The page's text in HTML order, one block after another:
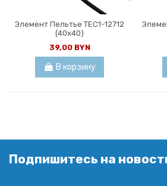
Элемент Пельтье TEC1-12712
(40x40)
39,00 BYN
В корзину
Подпишитесь на